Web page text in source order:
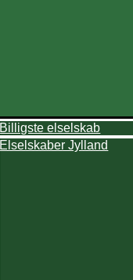
Billigste elselskab
Elselskaber Jylland